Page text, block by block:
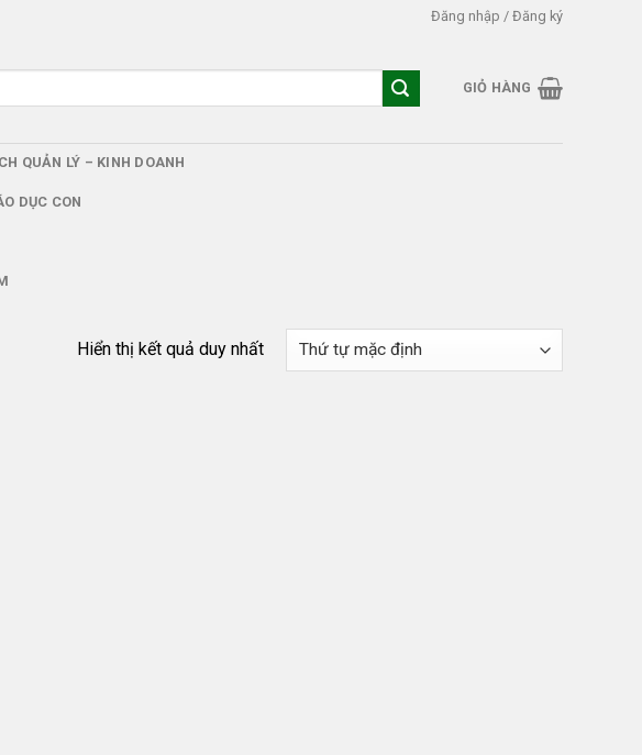
Đăng nhập / Đăng ký
GIỎ HÀNG
QUẢN LÝ – KINH DOANH
DỤC CON
Hiển thị kết quả duy nhất